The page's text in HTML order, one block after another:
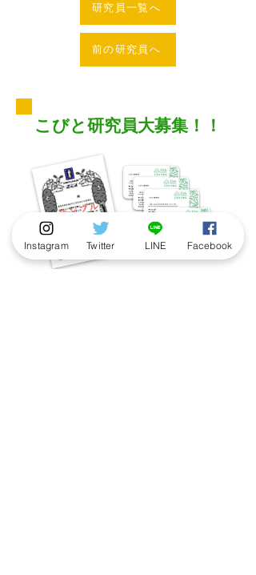
研究員一覧へ
前の研究員へ
こびと研究員大募集！！
Instagram Twitter LINE Facebook